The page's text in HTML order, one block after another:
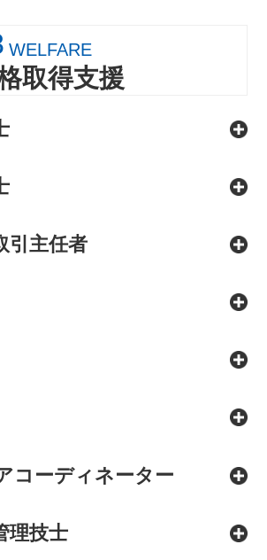
WELFARE
取得支援
引主任者
コーディネーター
理技士